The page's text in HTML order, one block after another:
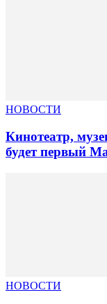
НОВОСТИ
Кинотеатр,
будет первый
НОВОСТИ